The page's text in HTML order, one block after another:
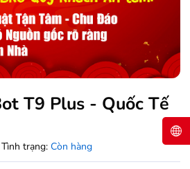
T9 Plus - Quốc Tế
Tình trạng: Còn hàng